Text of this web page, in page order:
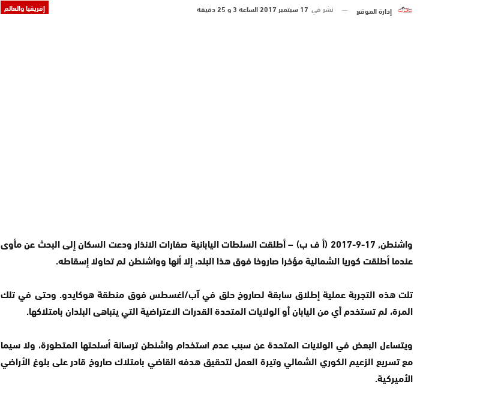
إفريقيا والعالم إدارة الموقع نشر في 17 سبتمبر 2017 الساعة 3 و 25 دقيقة
واشنطن, 17-9-2017 (أ ف ب) – أطلقت السلطات اليابانية صفارات الانذار ودعت السكان إلى البحث عن مأوى
عندما أطلقت كوريا الشمالية مؤخرا صاروخا فوق هذا البلد، إلا أنها وواشنطن لم تحاولا إسقاطه.
تلت هذه التجربة عملية إطلاق سابقة لصاروخ حلق في آب/اغسطس فوق منطقة هوكايدو. وحتى في تلك
المرة، لم تستخدم أي من اليابان أو الولايات المتحدة القدرات الاعتراضية التي يتباهى البلدان بامتلاكها.
ويتساءل البعض في الولايات المتحدة عن سبب عدم استخدام واشنطن ترسانة أسلحتها المتطورة، ولا سيما
مع تسريع الزعيم الكوري الشمالي وتيرة العمل لتحقيق هدفه القاضي بامتلاك صاروخ قادر على بلوغ الأراضي
الأميركية.